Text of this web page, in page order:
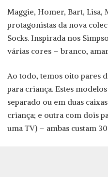
Maggie, Homer, Bart, Lisa,
protagonistas da nova
Socks. Inspirada nos
várias cores – branco,
Ao todo, temos oito pares
para criança. Estes
separado ou em duas
criança; e outra com dois
uma TV) – ambas custam